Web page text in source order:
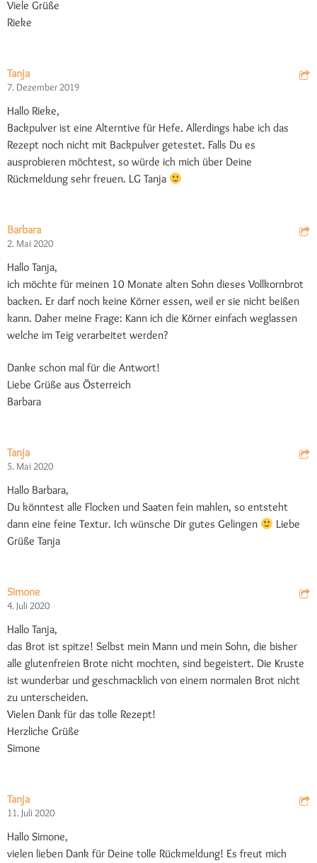
Viele Grüße
Rieke
Tanja
7. Dezember 2019
Hallo Rieke,
Backpulver ist eine Alterntive für Hefe. Allerdings habe ich das
Rezept noch nicht mit Backpulver getestet. Falls Du es
ausprobieren möchtest, so würde ich mich über Deine
Rückmeldung sehr freuen. LG Tanja
Barbara
2. Mai 2020
Hallo Tanja,
ich möchte für meinen 10 Monate alten Sohn dieses Vollkornbrot
backen. Er darf noch keine Körner essen, weil er sie nicht beißen
kann. Daher meine Frage: Kann ich die Körner einfach weglassen
welche im Teig verarbeitet werden?
Danke schon mal für die Antwort!
Liebe Grüße aus Österreich
Barbara
Tanja
5. Mai 2020
Hallo Barbara,
Du könntest alle Flocken und Saaten fein mahlen, so entsteht
dann eine feine Textur. Ich wünsche Dir gutes Gelingen
Liebe
Grüße Tanja
Simone
4. Juli 2020
Hallo Tanja,
das Brot ist spitze! Selbst mein Mann und mein Sohn, die bisher
alle glutenfreien Brote nicht mochten, sind begeistert. Die Kruste
ist wunderbar und geschmacklich von einem normalen Brot nicht
zu unterscheiden.
Vielen Dank für das tolle Rezept!
Herzliche Grüße
Simone
Tanja
11. Juli 2020
Hallo Simone,
vielen lieben Dank für Deine tolle Rückmeldung! Es freut mich